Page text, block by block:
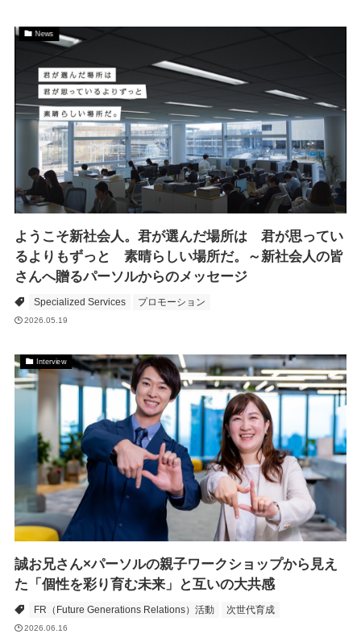
News
ようこそ新社会人。君が選んだ場所は 君が思ってい
るよりもずっと 素晴らしい場所だ。～新社会人の皆
さんへ贈るパーソルからのメッセージ
Specialized Services プロモーション
2026.05.19
Interview
誠お兄さん×パーソルの親子ワークショップから見え
た「個性を彩り育む未来」と互いの大共感
FR（Future Generations Relations）活動 次世代育成
2026.06.16